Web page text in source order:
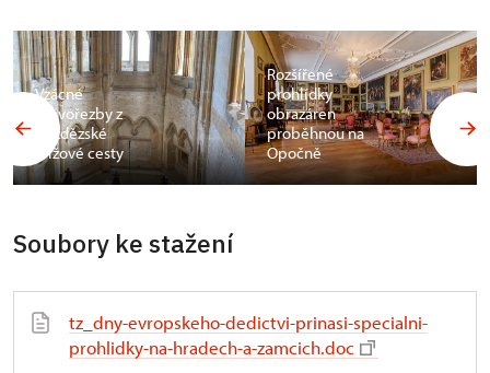
Vzácné
dřevořezby z
bezdězské
křížové cesty
Rozšířené
prohlídky
obrazáren
proběhnou na
Opočně
Soubory ke stažení
tz_dny-evropskeho-dedictvi-prinasi-specialni-
prohlidky-na-hradech-a-zamcich.doc